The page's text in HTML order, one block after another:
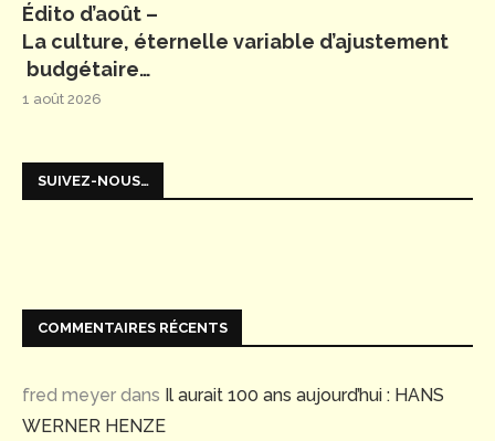
Édito d’août –
La culture, éternelle variable d’ajustement
budgétaire…
1 août 2026
SUIVEZ-NOUS…
COMMENTAIRES RÉCENTS
fred meyer dans Il aurait 100 ans aujourd’hui : HANS
WERNER HENZE